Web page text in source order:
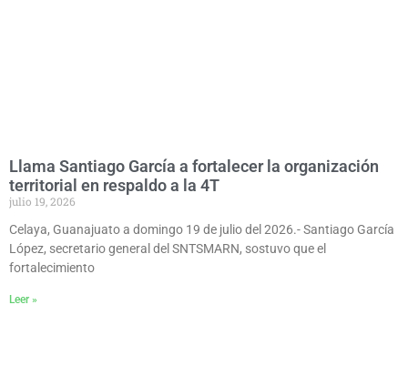
Llama Santiago García a fortalecer la organización
territorial en respaldo a la 4T
julio 19, 2026
Celaya, Guanajuato a domingo 19 de julio del 2026.- Santiago García
López, secretario general del SNTSMARN, sostuvo que el
fortalecimiento
Leer »